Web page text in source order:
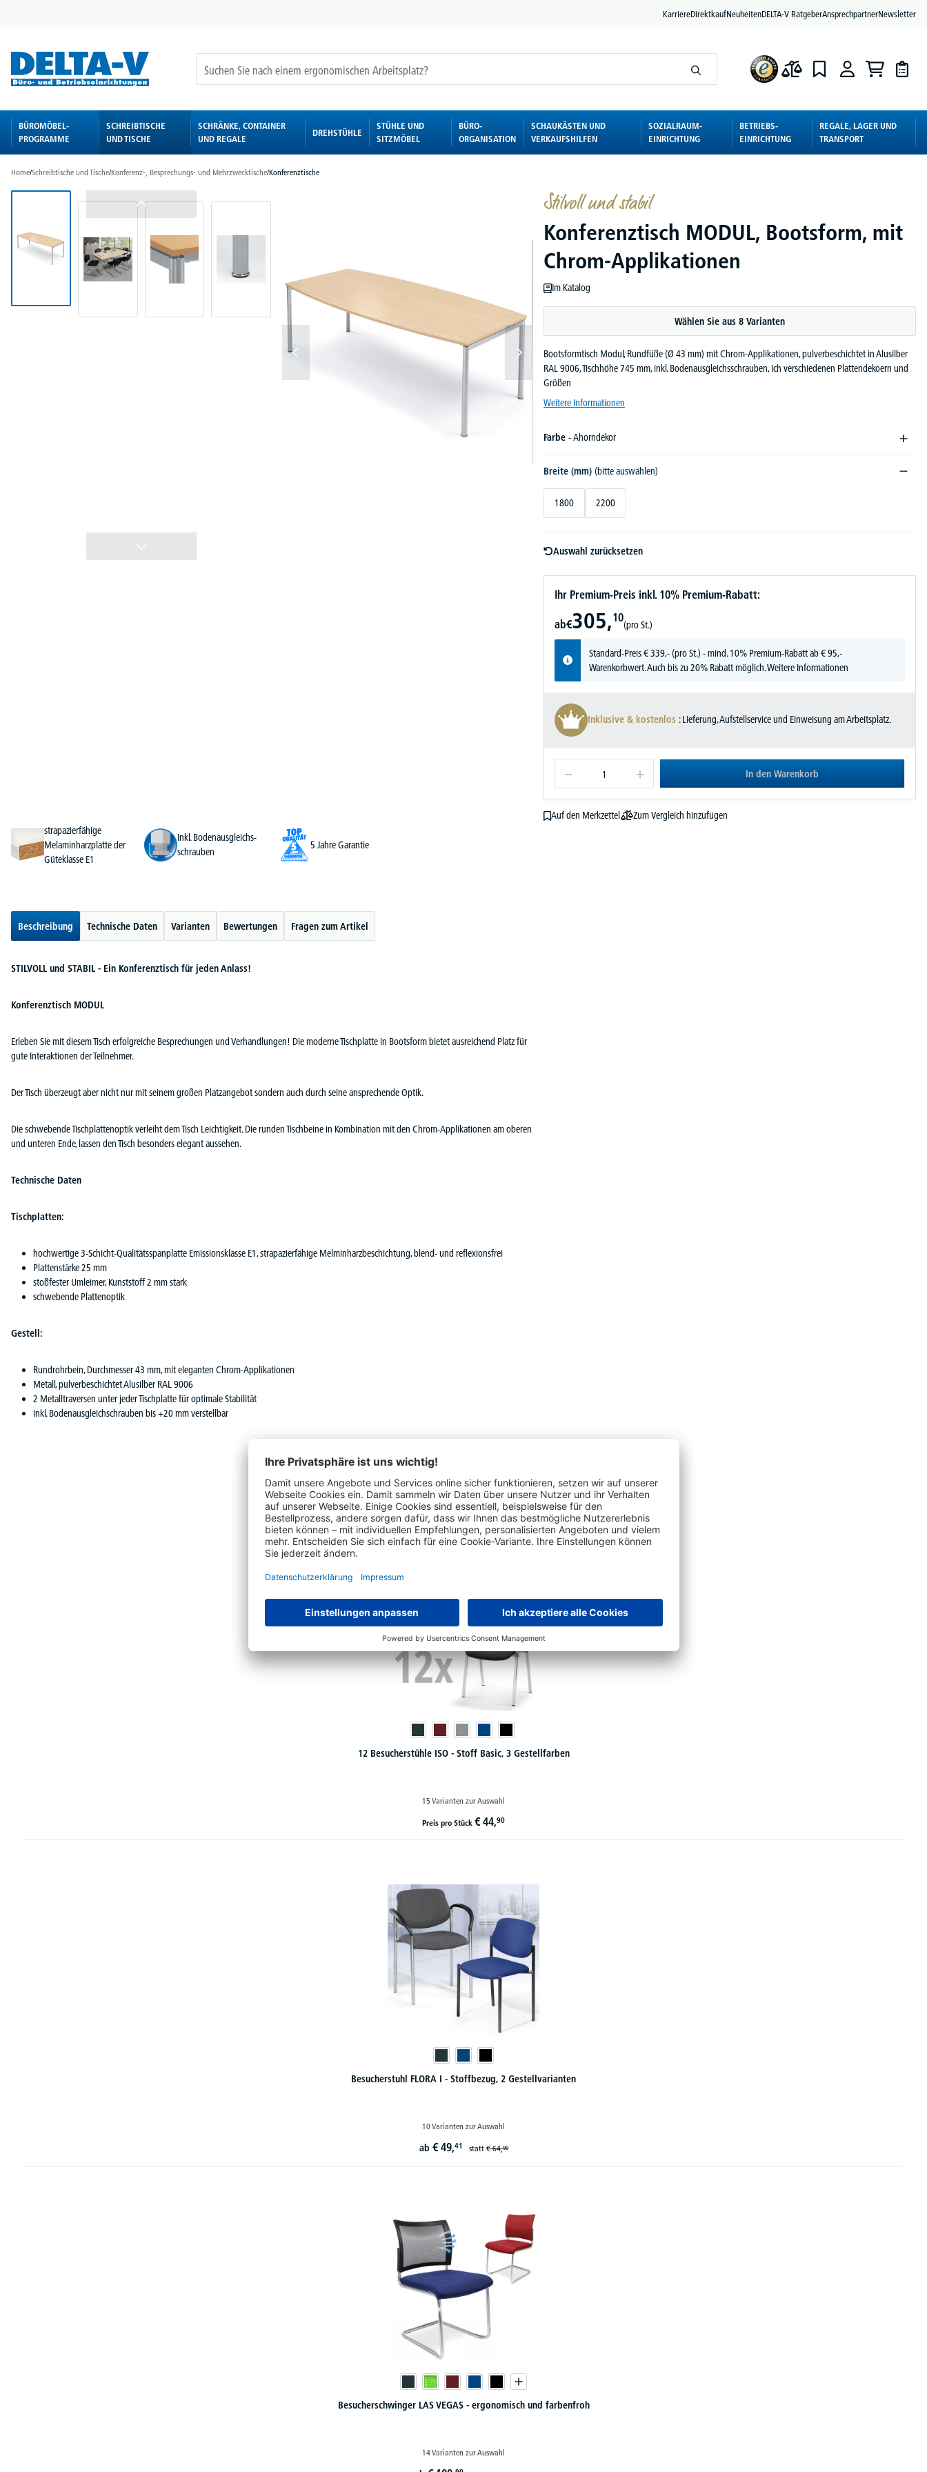
KarriereDirektkaufNeuheitenDELTA-V RatgeberAnsprechpartnerNewsletter
BÜROMÖBEL-
PROGRAMME
SCHREIBTISCHE
UND TISCHE
SCHRÄNKE, CONTAINER
UND REGALE
DREHSTÜHLE
STÜHLE UND
SITZMÖBEL
BÜRO-
ORGANISATION
SCHAUKÄSTEN UND
VERKAUFSHILFEN
SOZIALRAUM-
EINRICHTUNG
BETRIEBS-
EINRICHTUNG
REGALE, LAGER UND
TRANSPORT
Home/Schreibtische und Tische/Konferenz-, Besprechungs- und Mehrzwecktische/Konferenztische
Stilvoll und stabil
Konferenztisch MODUL, Bootsform, mit
Chrom-Applikationen
Im Katalog
Wählen Sie aus 8 Varianten
Bootsformtisch Modul, Rundfüße (Ø 43 mm) mit Chrom-Applikationen, pulverbeschichtet in Alusilber
RAL 9006, Tischhöhe 745 mm, inkl. Bodenausgleichsschrauben, ich verschiedenen Plattendekoern und
Größen
Weitere Informationen
Farbe - Ahorndekor
Breite (mm) (bitte auswählen)
1800 2200
Auswahl zurücksetzen
Ihr Premium-Preis inkl. 10% Premium-Rabatt:
ab€305,10
(pro St.)
Standard-Preis€339,-(pro St.) - mind. 10% Premium-Rabatt ab € 95,-
Warenkorbwert. Auch bis zu 20% Rabatt möglich.Weitere Informationen
Inklusive & kostenlos : Lieferung, Aufstellservice und Einweisung am Arbeitsplatz.
In den Warenkorb
Auf den Merkzettel
Zum Vergleich hinzufügen
strapazierfähige
Melaminharzplatte der
Güteklasse E1
Inkl. Bodenausgleichs-
schrauben
5 Jahre Garantie
Beschreibung Technische Daten Varianten Bewertungen Fragen zum Artikel
STILVOLL und STABIL - Ein Konferenztisch für jeden Anlass!
Konferenztisch MODUL
Erleben Sie mit diesem Tisch erfolgreiche Besprechungen und Verhandlungen! Die moderne Tischplatte in Bootsform bietet ausreichend Platz für
gute Interaktionen der Teilnehmer.
Der Tisch überzeugt aber nicht nur mit seinem großen Platzangebot sondern auch durch seine ansprechende Optik.
Die schwebende Tischplattenoptik verleiht dem Tisch Leichtigkeit. Die runden Tischbeine in Kombination mit den Chrom-Applikationen am oberen
und unteren Ende, lassen den Tisch besonders elegant aussehen.
Technische Daten
Tischplatten:
hochwertige 3-Schicht-Qualitätsspanplatte Emissionsklasse E1, strapazierfähige Melminharzbeschichtung, blend- und reflexionsfrei
Plattenstärke 25 mm
stoßfester Umleimer, Kunststoff 2 mm stark
schwebende Plattenoptik
Gestell:
Rundrohrbein, Durchmesser 43 mm, mit eleganten Chrom-Applikationen
Metall, pulverbeschichtet Alusilber RAL 9006
2 Metalltraversen unter jeder Tischplatte für optimale Stabilität
inkl. Bodenausgleichschrauben bis +20 mm verstellbar
Schon gesehen?
12 Besucherstühle ISO - Stoff Basic, 3 Gestellfarben
15 Varianten zur Auswahl
Preis pro Stück € 44,90
Besucherstuhl FLORA I - Stoffbezug, 2 Gestellvarianten
10 Varianten zur Auswahl
ab € 49,41 statt€ 64,90
Besucherschwinger LAS VEGAS - ergonomisch und farbenfroh
14 Varianten zur Auswahl